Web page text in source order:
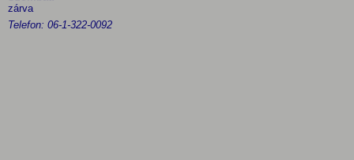
zárva
Telefon: 06-1-322-0092